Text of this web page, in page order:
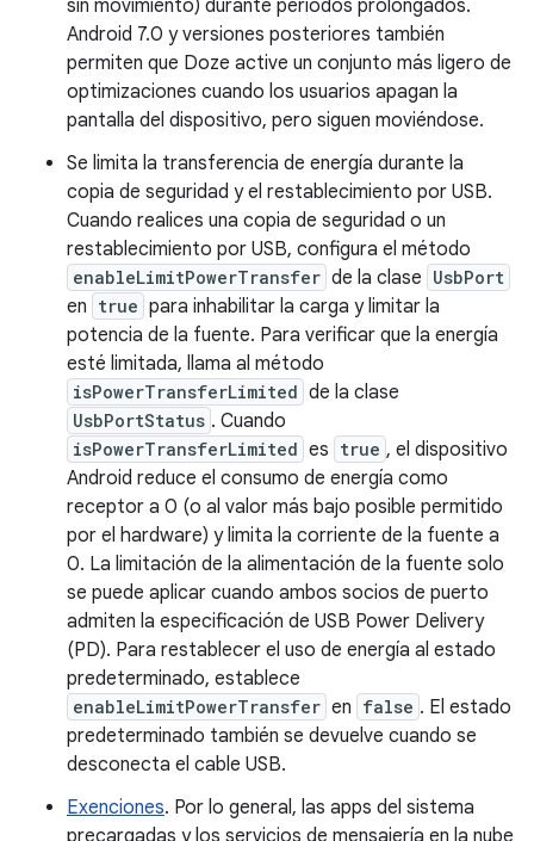
sin movimiento) durante períodos prolongados.
Android 7.0 y versiones posteriores también
permiten que Doze active un conjunto más ligero de
optimizaciones cuando los usuarios apagan la
pantalla del dispositivo, pero siguen moviéndose.
Se limita la transferencia de energía durante la
copia de seguridad y el restablecimiento por USB.
Cuando realices una copia de seguridad o un
restablecimiento por USB, configura el método
enableLimitPowerTransfer de la clase UsbPort
en true para inhabilitar la carga y limitar la
potencia de la fuente. Para verificar que la energía
esté limitada, llama al método
isPowerTransferLimited de la clase
UsbPortStatus . Cuando
isPowerTransferLimited es true , el dispositivo
Android reduce el consumo de energía como
receptor a 0 (o al valor más bajo posible permitido
por el hardware) y limita la corriente de la fuente a
0. La limitación de la alimentación de la fuente solo
se puede aplicar cuando ambos socios de puerto
admiten la especificación de USB Power Delivery
(PD). Para restablecer el uso de energía al estado
predeterminado, establece
enableLimitPowerTransfer en false . El estado
predeterminado también se devuelve cuando se
desconecta el cable USB.
Exenciones. Por lo general, las apps del sistema
precargadas y los servicios de mensajería en la nube